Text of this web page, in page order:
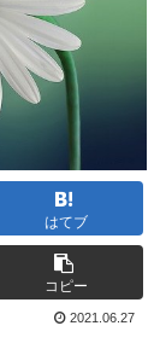
はてブ
コピー
2021.06.27